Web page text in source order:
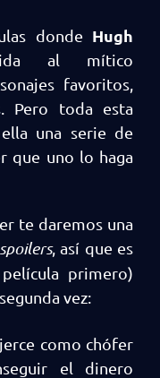
donde Hugh
al mítico
favoritos,
Pero toda esta
una serie de
que uno lo haga
te daremos una
spoilers, así que es
primero)
vez:
como chófer
el dinero